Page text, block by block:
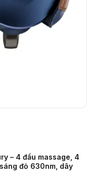
– 4 đầu massage, 4
đỏ 630nm, dây